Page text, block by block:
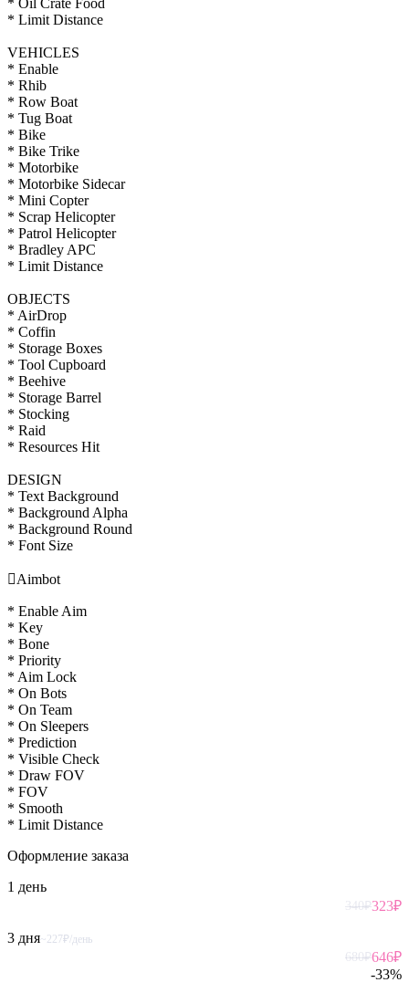
* Limit Distance
VEHICLES
* Enable
* Rhib
* Row Boat
* Tug Boat
* Bike
* Bike Trike
* Motorbike
* Motorbike Sidecar
* Mini Copter
* Scrap Helicopter
* Patrol Helicopter
* Bradley APC
* Limit Distance
OBJECTS
* AirDrop
* Coffin
* Storage Boxes
* Tool Cupboard
* Beehive
* Storage Barrel
* Stocking
* Raid
* Resources Hit
DESIGN
* Text Background
* Background Alpha
* Background Round
* Font Size
Aimbot
* Enable Aim
* Key
* Bone
* Priority
* Aim Lock
* On Bots
* On Team
* On Sleepers
* Prediction
* Visible Check
* Draw FOV
* FOV
* Smooth
* Limit Distance
Оформление заказа
1 день
340₽323₽
3 дня~227₽/день
680₽646₽
-33%